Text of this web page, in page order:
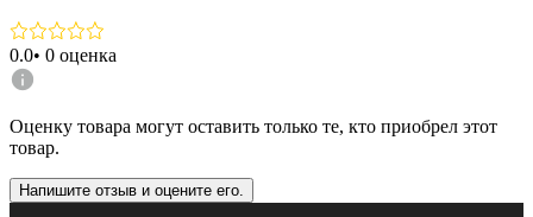
0.0• 0 оценка
Оценку товара могут оставить только те, кто приобрел этот
товар.
Напишите отзыв и оцените его.